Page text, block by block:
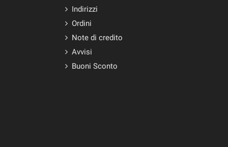
Indirizzi
Ordini
Note di credito
Avvisi
Buoni Sconto